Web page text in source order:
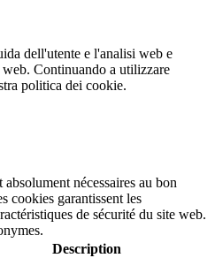
dell'utente e l'analisi web e
web. Continuando a utilizzare
politica dei cookie.
nécessaires au bon
cookies garantissent les
de sécurité du site web.
Description